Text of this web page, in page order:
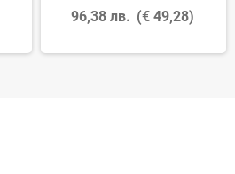
96,38 лв. (€ 49,28)